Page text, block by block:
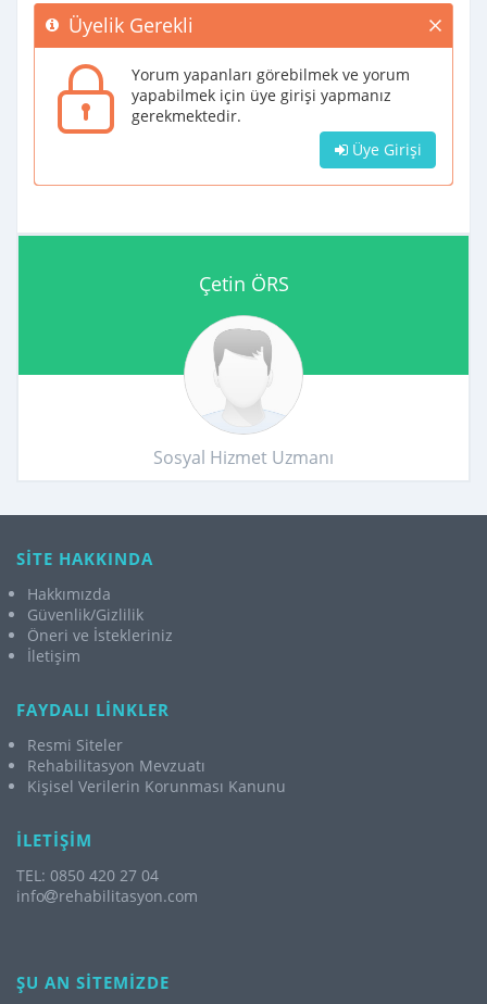
Üyelik Gerekli
Yorum yapanları görebilmek ve yorum
yapabilmek için üye girişi yapmanız
gerekmektedir.
Üye Girişi
Çetin ÖRS
Sosyal Hizmet Uzmanı
SİTE HAKKINDA
Hakkımızda
Güvenlik/Gizlilik
Öneri ve İstekleriniz
İletişim
FAYDALI LİNKLER
Resmi Siteler
Rehabilitasyon Mevzuatı
Kişisel Verilerin Korunması Kanunu
İLETİŞİM
TEL: 0850 420 27 04
info
rehabilitasyon.com
ŞU AN SİTEMİZDE